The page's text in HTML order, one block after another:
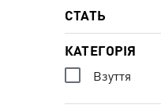
СТАТЬ
КАТЕГОРІЯ
Взуття